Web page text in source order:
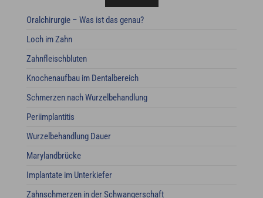
Oralchirurgie – Was ist das genau?
Loch im Zahn
Zahnfleischbluten
Knochenaufbau im Dentalbereich
Schmerzen nach Wurzelbehandlung
Periimplantitis
Wurzelbehandlung Dauer
Marylandbrücke
Implantate im Unterkiefer
Zahnschmerzen in der Schwangerschaft